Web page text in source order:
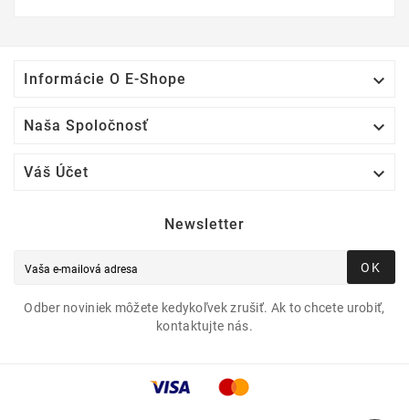
Informácie O E-Shope 
Naša Spoločnosť 
Váš Účet 
Newsletter
OK
Odber noviniek môžete kedykoľvek zrušiť. Ak to chcete urobiť,
kontaktujte nás.